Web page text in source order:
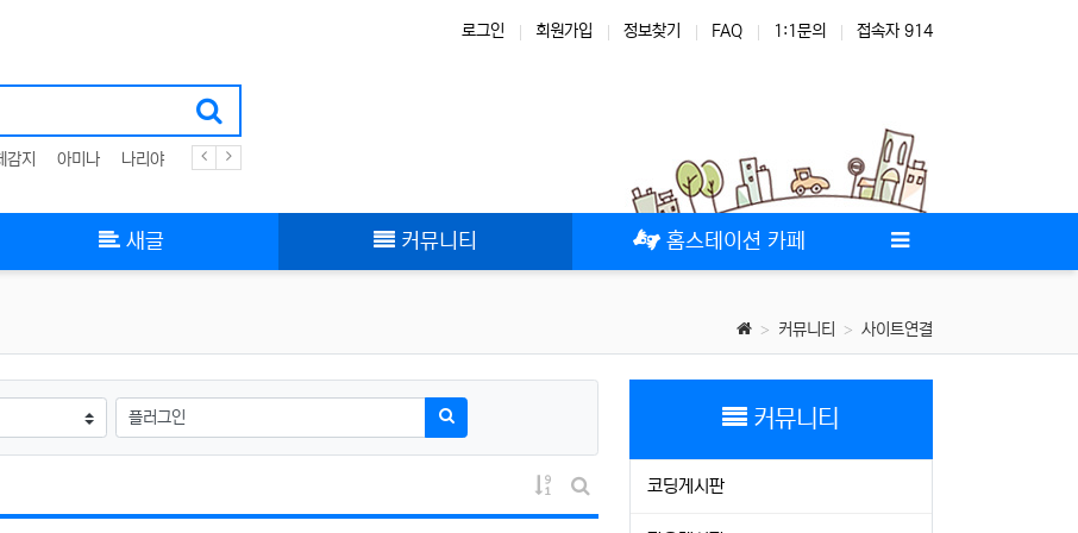
로그인 회원가입 정보찾기 FAQ 1:1문의 접속자 914
감지 아미나 나리야 플러그인 위젯 애드온
새글 커뮤니티 홈스테이션 카페
커뮤니티 사이트연결
검색어
검색하기
게시물 정렬
게시판 검색
커뮤니티
코딩게시판